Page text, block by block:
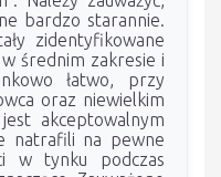
bardzo starannie.
zidentyfikowane
średnim zakresie i
łatwo, przy
oraz niewielkim
akceptowalnym
natrafili na pewne
w tynku podczas